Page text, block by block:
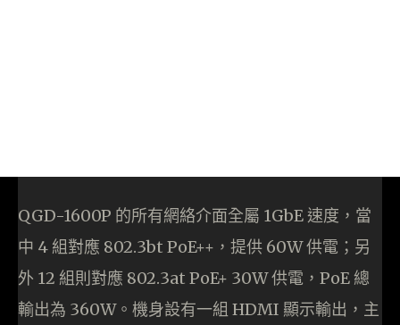
QGD-1600P 的所有網絡介面全屬 1GbE 速度，當
中 4 組對應 802.3bt PoE++，提供 60W 供電；另
外 12 組則對應 802.3at PoE+ 30W 供電，PoE 總
輸出為 360W。機身設有一組 HDMI 顯示輸出，主